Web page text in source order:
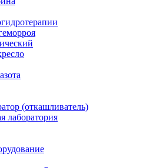
(откашливатель)
лаборатория